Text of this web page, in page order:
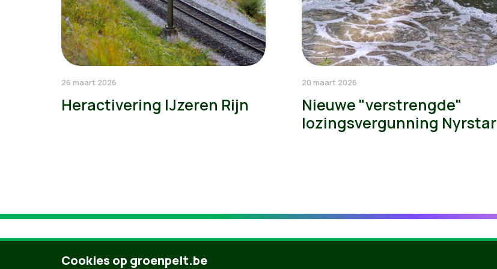
26 maart 2026
Heractivering IJzeren Rijn
20 maart 2026
Nieuwe "verstrengde"
lozingsvergunning Nyrstar
Cookies op groenpelt.be